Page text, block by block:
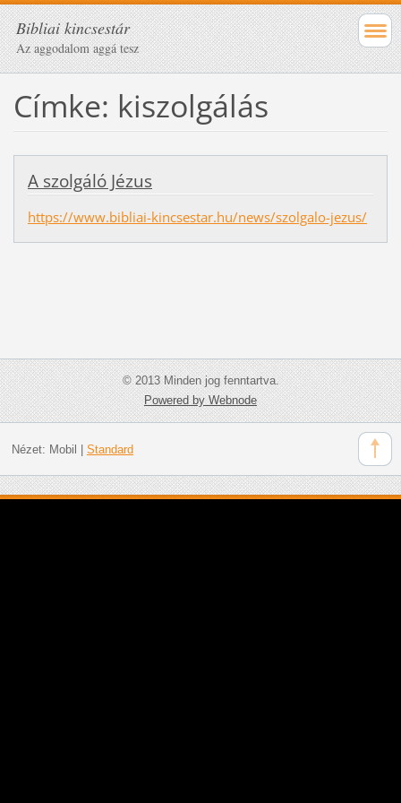
Bibliai kincsestár
Az aggodalom aggá tesz
Címke: kiszolgálás
A szolgáló Jézus
https://www.bibliai-kincsestar.hu/news/szolgalo-jezus/
© 2013 Minden jog fenntartva.
Powered by Webnode
Nézet: Mobil Standard